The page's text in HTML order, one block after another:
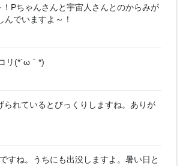
Pちゃんさんと宇宙人さんとのからみが
でいますよ～！
リ(*´ω｀*)
れているとびっくりしますね。ありが
すね。うちにも出没しますよ。暑い日と